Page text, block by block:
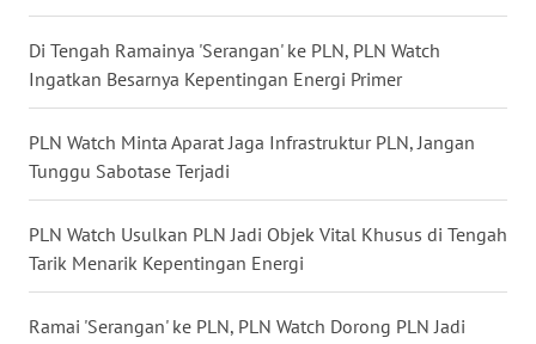
Di Tengah Ramainya 'Serangan' ke PLN, PLN Watch
Ingatkan Besarnya Kepentingan Energi Primer
PLN Watch Minta Aparat Jaga Infrastruktur PLN, Jangan
Tunggu Sabotase Terjadi
PLN Watch Usulkan PLN Jadi Objek Vital Khusus di Tengah
Tarik Menarik Kepentingan Energi
Ramai 'Serangan' ke PLN, PLN Watch Dorong PLN Jadi
TAPANULI
SELATAN
WN
TANJUNG
LESUNG
WN
KARO